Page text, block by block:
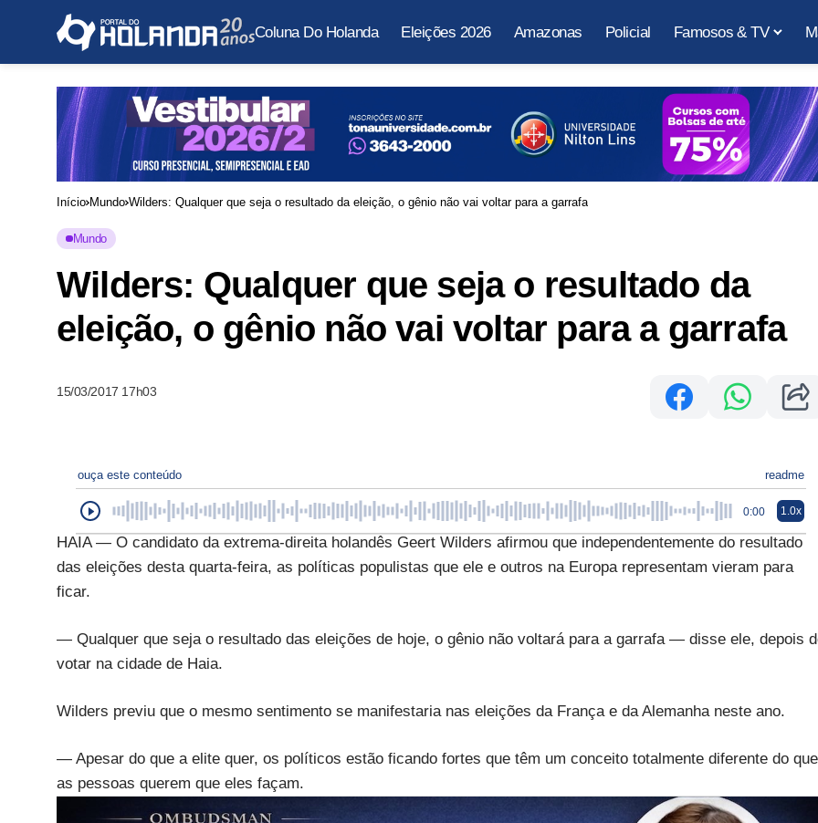
Coluna Do Holanda Eleições 2026 Amazonas Policial Famosos & TV
Início Mundo Wilders: Qualquer que seja o resultado da eleição, o gênio não vai voltar para a garrafa
Mundo
Wilders: Qualquer que seja o resultado da
eleição, o gênio não vai voltar para a garrafa
15/03/2017 17h03
ouça este conteúdo readme
0:00 1.0x
HAIA — O candidato da extrema-direita holandês Geert Wilders afirmou que independentemente do resultado
das eleições desta quarta-feira, as políticas populistas que ele e outros na Europa representam vieram para
ficar.
— Qualquer que seja o resultado das eleições de hoje, o gênio não voltará para a garrafa — disse ele, depois
votar na cidade de Haia.
Wilders previu que o mesmo sentimento se manifestaria nas eleições da França e da Alemanha neste ano.
— Apesar do que a elite quer, os políticos estão ficando fortes que têm um conceito totalmente diferente do que
as pessoas querem que eles façam.